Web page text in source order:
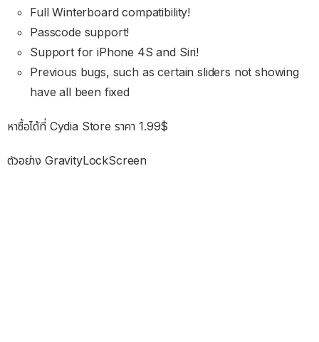
Full Winterboard compatibility!
Passcode support!
Support for iPhone 4S and Siri!
Previous bugs, such as certain sliders not showing
have all been fixed
หาซื้อได้ที่ Cydia Store ราคา 1.99$
ตัวอย่าง GravityLockScreen